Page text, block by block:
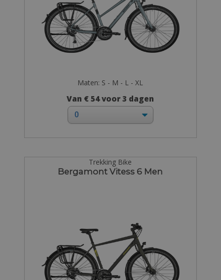
Maten: S - M - L - XL
Van € 54 voor 3 dagen
Trekking Bike
Bergamont Vitess 6 Men